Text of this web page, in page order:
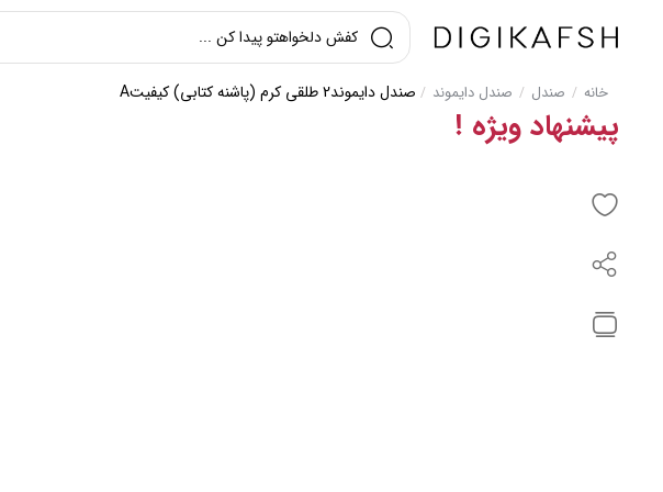
خانه / صندل / صندل دایموند / صندل دایموند2 طلقی کرم (پاشنه کتابی) کیفیتA
پیشنهاد ویژه !